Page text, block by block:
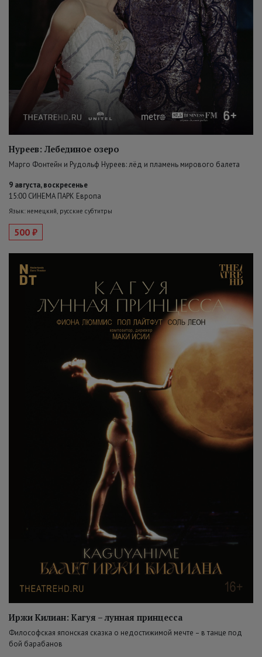
Нуреев: Лебединое озеро
Марго Фонтейн и Рудольф Нуреев: лёд и пламень мирового балета
9 августа, воскресенье
15:00 СИНЕМА ПАРК Европа
Язык: немецкий, русские субтитры
500 ₽
Иржи Килиан: Кагуя – лунная принцесса
Философская японская сказка о недостижимой мечте – в танце под
бой барабанов